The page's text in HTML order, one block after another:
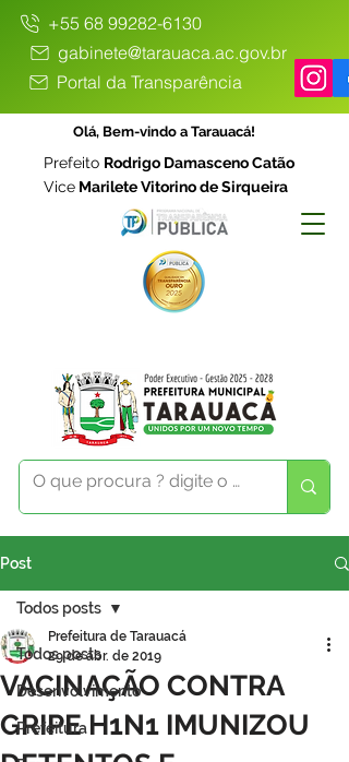
+55 68 99282-6130
gabinete@tarauaca.ac.gov.br
Portal da Transparência
Olá, Bem-vindo a Tarauacá!
Prefeito Rodrigo Damasceno Catão
Vice Marilete Vitorino de Sirqueira
Post
Todos posts
Desenvolvimento
Prefeitura
Todos posts
VACINAÇÃO CONTRA
GRIPE H1N1 IMUNIZOU
Prefeitura de Tarauacá
29 de abr. de 2019